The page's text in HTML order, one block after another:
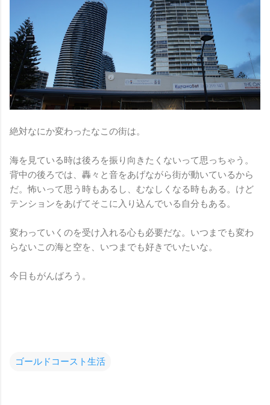
絶対なにか変わったなこの街は。
海を見ている時は後ろを振り向きたくないって思っちゃう。
背中の後ろでは、轟々と音をあげながら街が動いているから
だ。怖いって思う時もあるし、むなしくなる時もある。けど
テンションをあげてそこに入り込んでいる自分もある。
変わっていくのを受け入れる心も必要だな。いつまでも変わ
らないこの海と空を、いつまでも好きでいたいな。
今日もがんばろう。
ゴールドコースト生活